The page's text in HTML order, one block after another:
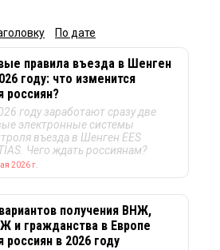
По дате
правила въезда в Шенген
году: что изменится
россиян?
году заработают сразу две
электронные системы
въезда в Шенген EES
Чего ждать россиянам?
2026 г.
получения ВНЖ,
и гражданства в Европе
россиян в 2026 году